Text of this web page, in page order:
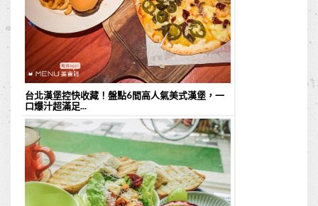
台北漢堡控快收藏！盤點6間高人氣美式漢堡，一
口爆汁超滿足...